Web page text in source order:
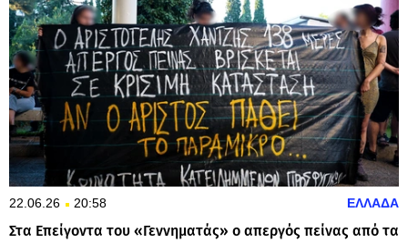
22.06.26 20:58 ΕΛΛΑΔΑ
Στα Επείγοντα του «Γεννηματάς» ο απεργός πείνας από τα